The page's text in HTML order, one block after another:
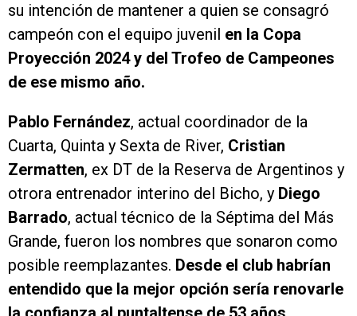
su intención de mantener a quien se consagró
campeón con el equipo juvenil en la Copa
Proyección 2024 y del Trofeo de Campeones
de ese mismo año.
Pablo Fernández, actual coordinador de la
Cuarta, Quinta y Sexta de River, Cristian
Zermatten, ex DT de la Reserva de Argentinos y
otrora entrenador interino del Bicho, y Diego
Barrado, actual técnico de la Séptima del Más
Grande, fueron los nombres que sonaron como
posible reemplazantes. Desde el club habrían
entendido que la mejor opción sería renovarle